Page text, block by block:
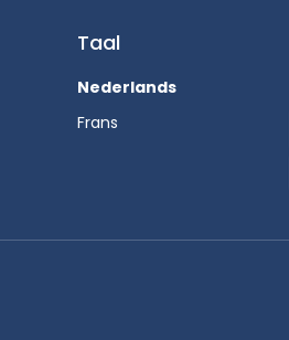
Taal
Nederlands
Frans